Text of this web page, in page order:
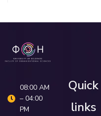
08:00 AM
– 04:00
PM
Quick
links